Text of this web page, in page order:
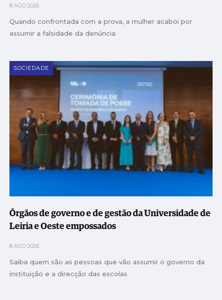
8 AGO 2026
Quando confrontada com a prova, a mulher acaboi por
assumir a falsidade da denúncia
SOCIEDADE
Órgãos de governo e de gestão da Universidade de
Leiria e Oeste empossados
8 AGO 2026
Saiba quem são as pessoas que vão assumir o governo da
instituição e a direcção das escolas